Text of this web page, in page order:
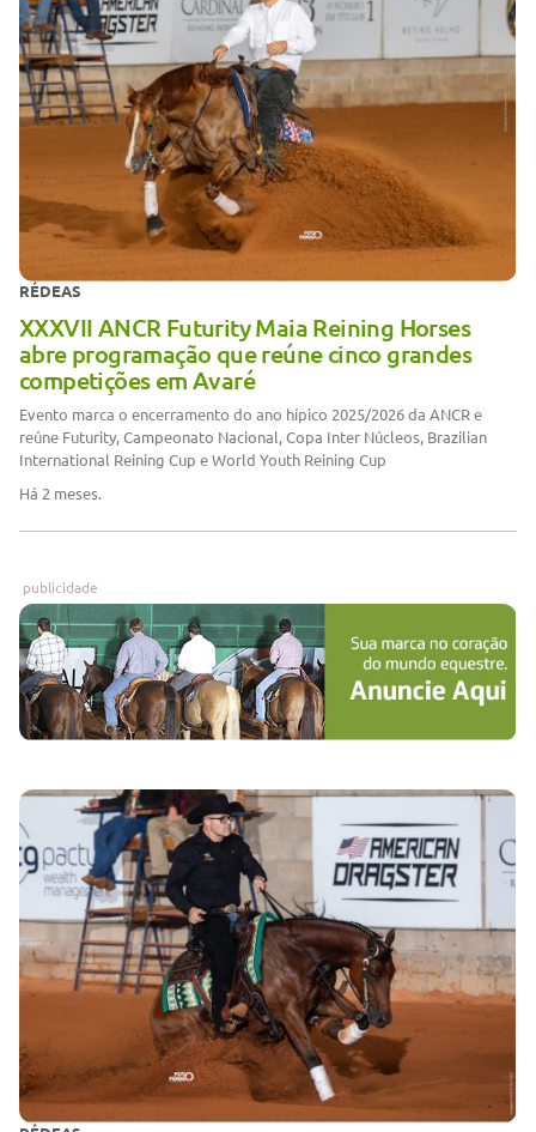
RÉDEAS
XXXVII ANCR Futurity Maia Reining Horses
abre programação que reúne cinco grandes
competições em Avaré
Evento marca o encerramento do ano hípico 2025/2026 da ANCR e
reúne Futurity, Campeonato Nacional, Copa Inter Núcleos, Brazilian
International Reining Cup e World Youth Reining Cup
Há 2 meses.
publicidade